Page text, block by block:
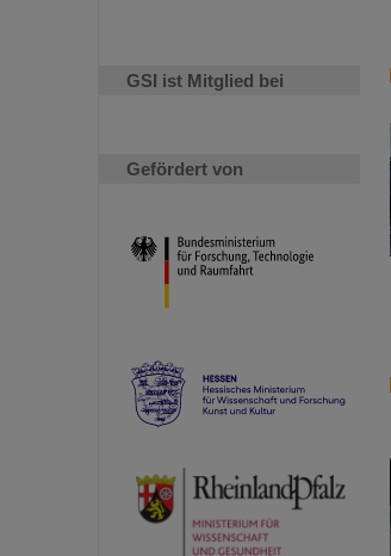
GSI ist Mitglied bei
Gefördert von